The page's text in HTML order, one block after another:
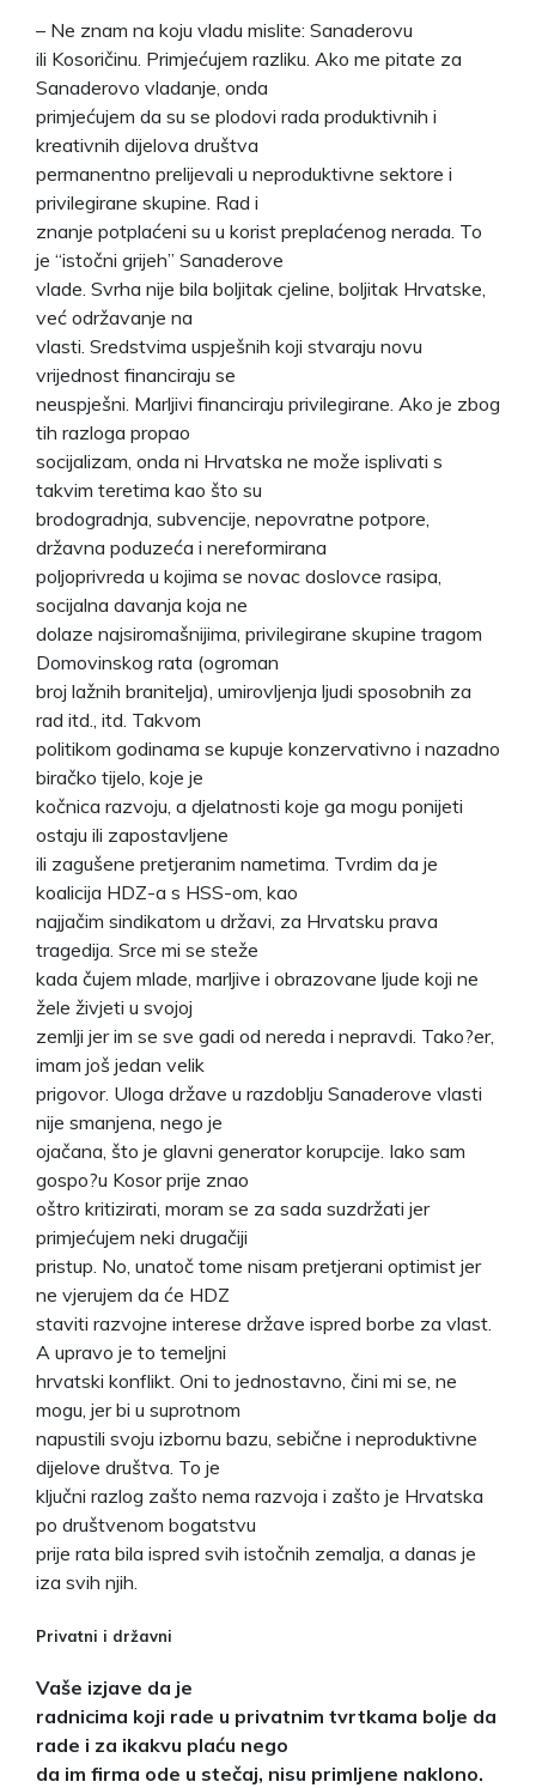
– Ne znam na koju vladu mislite: Sanaderovu
ili Kosoričinu. Primjećujem razliku. Ako me pitate za
Sanaderovo vladanje, onda
primjećujem da su se plodovi rada produktivnih i
kreativnih dijelova društva
permanentno prelijevali u neproduktivne sektore i
privilegirane skupine. Rad i
znanje potplaćeni su u korist preplaćenog nerada. To
je “istočni grijeh” Sanaderove
vlade. Svrha nije bila boljitak cjeline, boljitak Hrvatske,
već održavanje na
vlasti. Sredstvima uspješnih koji stvaraju novu
vrijednost financiraju se
neuspješni. Marljivi financiraju privilegirane. Ako je zbog
tih razloga propao
socijalizam, onda ni Hrvatska ne može isplivati s
takvim teretima kao što su
brodogradnja, subvencije, nepovratne potpore,
državna poduzeća i nereformirana
poljoprivreda u kojima se novac doslovce rasipa,
socijalna davanja koja ne
dolaze najsiromašnijima, privilegirane skupine tragom
Domovinskog rata (ogroman
broj lažnih branitelja), umirovljenja ljudi sposobnih za
rad itd., itd. Takvom
politikom godinama se kupuje konzervativno i nazadno
biračko tijelo, koje je
kočnica razvoju, a djelatnosti koje ga mogu ponijeti
ostaju ili zapostavljene
ili zagušene pretjeranim nametima. Tvrdim da je
koalicija HDZ-a s HSS-om, kao
najjačim sindikatom u državi, za Hrvatsku prava
tragedija. Srce mi se steže
kada čujem mlade, marljive i obrazovane ljude koji ne
žele živjeti u svojoj
zemlji jer im se sve gadi od nereda i nepravdi. Tako?er,
imam još jedan velik
prigovor. Uloga države u razdoblju Sanaderove vlasti
nije smanjena, nego je
ojačana, što je glavni generator korupcije. Iako sam
gospo?u Kosor prije znao
oštro kritizirati, moram se za sada suzdržati jer
primjećujem neki drugačiji
pristup. No, unatoč tome nisam pretjerani optimist jer
ne vjerujem da će HDZ
staviti razvojne interese države ispred borbe za vlast.
A upravo je to temeljni
hrvatski konflikt. Oni to jednostavno, čini mi se, ne
mogu, jer bi u suprotnom
napustili svoju izbornu bazu, sebične i neproduktivne
dijelove društva. To je
ključni razlog zašto nema razvoja i zašto je Hrvatska
po društvenom bogatstvu
prije rata bila ispred svih istočnih zemalja, a danas je
iza svih njih.
Privatni i državni
Vaše izjave da je
radnicima koji rade u privatnim tvrtkama bolje da
rade i za ikakvu plaću nego
da im firma ode u stečaj, nisu primljene naklono.